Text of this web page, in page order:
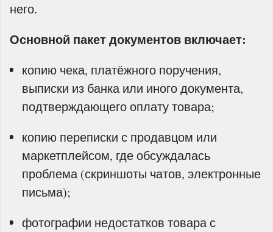
него.
Основной пакет документов включает:
копию чека, платёжного поручения,
выписки из банка или иного документа,
подтверждающего оплату товара;
копию переписки с продавцом или
маркетплейсом, где обсуждалась
проблема (скриншоты чатов, электронные
письма);
фотографии недостатков товара с